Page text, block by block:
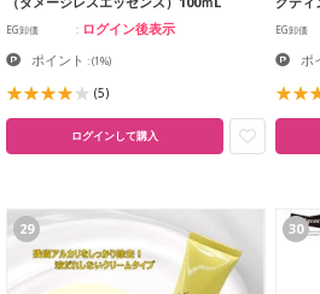
EG卸価 ログイン後表示
ポイント :(1%)
(5)
ログインして購入
EG卸価
ポ
29 30